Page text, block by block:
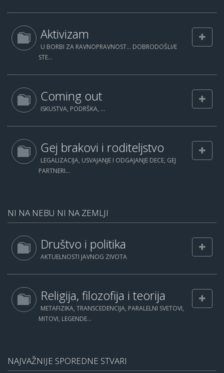
Aktivizam
U BORBI ZA RAVNOPRAVNOST... DOBRODOŠLI/E
STE...
Coming out
ISKUSTVA, PODRŠKA, ...
Gej brakovi i roditeljstvo
LEGALIZACIJA, USVAJANJE I ODGAJANJE DECE, GEJ
PARTNERI...
NI NA NEBU NI NA ZEMLJI
Društvo i politika
AKTUELNOSTI JAVNOG ZIVOTA
Religija, filozofija i teorija
METAFIZIKA, TRANSCEDENCIJA, PARALELNI SVETOVI,
MITOVI, LEGENDE...
NAJVAŽNIJE SPOREDNE STVARI